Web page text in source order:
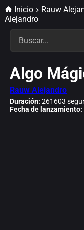
Inicio Rauw
Alejandro
Algo
Rauw Alejandro
Duración: 261603
Fecha de lanzamiento: